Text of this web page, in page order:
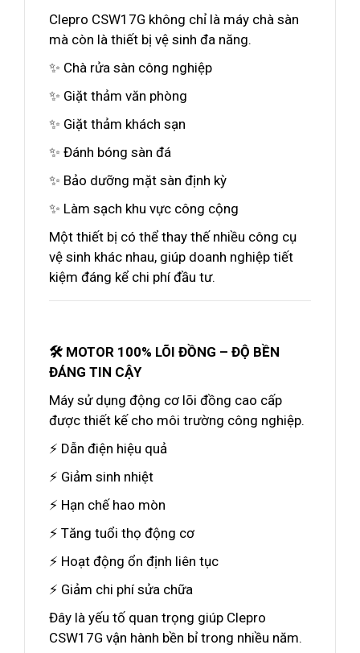
Clepro CSW17G không chỉ là máy chà sàn
mà còn là thiết bị vệ sinh đa năng.
✨ Chà rửa sàn công nghiệp
✨ Giặt thảm văn phòng
✨ Giặt thảm khách sạn
✨ Đánh bóng sàn đá
✨ Bảo dưỡng mặt sàn định kỳ
✨ Làm sạch khu vực công cộng
Một thiết bị có thể thay thế nhiều công cụ
vệ sinh khác nhau, giúp doanh nghiệp tiết
kiệm đáng kể chi phí đầu tư.
🛠️ MOTOR 100% LÕI ĐỒNG – ĐỘ BỀN
ĐÁNG TIN CẬY
Máy sử dụng động cơ lõi đồng cao cấp
được thiết kế cho môi trường công nghiệp.
⚡ Dẫn điện hiệu quả
⚡ Giảm sinh nhiệt
⚡ Hạn chế hao mòn
⚡ Tăng tuổi thọ động cơ
⚡ Hoạt động ổn định liên tục
⚡ Giảm chi phí sửa chữa
Đây là yếu tố quan trọng giúp Clepro
CSW17G vận hành bền bỉ trong nhiều năm.